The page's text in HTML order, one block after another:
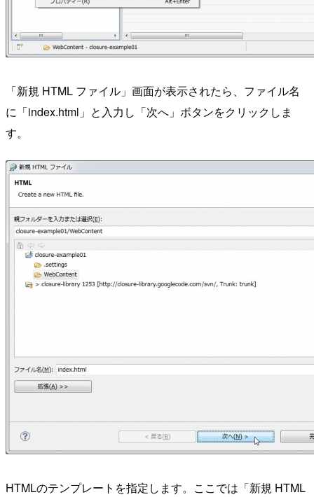
「新規 HTML ファイル」画面が表示されたら、ファイル名
に「index.html」と入力し「次へ」ボタンをクリックしま
す。
HTMLのテンプレートを指定します。ここでは「新規 HTML